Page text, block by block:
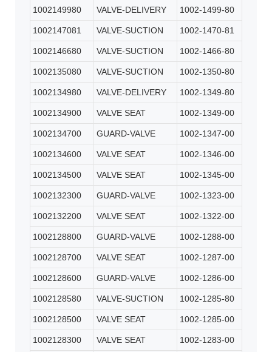
1002149980 VALVE-DELIVERY 1002-1499-80
1002147081 VALVE-SUCTION 1002-1470-81
1002146680 VALVE-SUCTION 1002-1466-80
1002135080 VALVE-SUCTION 1002-1350-80
1002134980 VALVE-DELIVERY 1002-1349-80
1002134900 VALVE SEAT 1002-1349-00
1002134700 GUARD-VALVE 1002-1347-00
1002134600 VALVE SEAT 1002-1346-00
1002134500 VALVE SEAT 1002-1345-00
1002132300 GUARD-VALVE 1002-1323-00
1002132200 VALVE SEAT 1002-1322-00
1002128800 GUARD-VALVE 1002-1288-00
1002128700 VALVE SEAT 1002-1287-00
1002128600 GUARD-VALVE 1002-1286-00
1002128580 VALVE-SUCTION 1002-1285-80
1002128500 VALVE SEAT 1002-1285-00
1002128300 VALVE SEAT 1002-1283-00